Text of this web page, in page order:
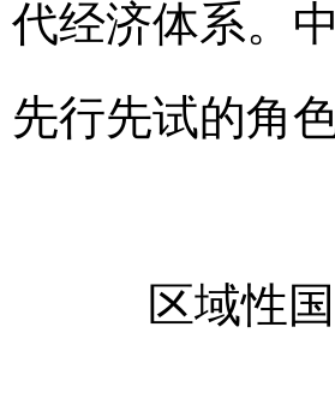
代经济体系。
先行先试的角
区域性国